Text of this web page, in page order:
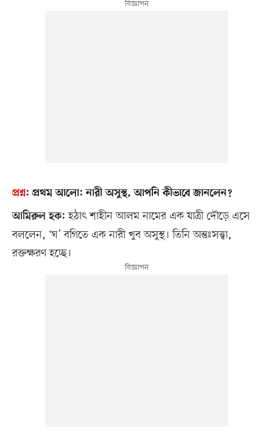
প্রশ্ন: প্রথম আলো: নারী অসুস্থ, আপনি কীভাবে জানলেন?
আমিরুল হক: হঠাৎ শাহীন আলম নামের এক যাত্রী দৌড়ে এসে
বললেন, ‘ঘ’ বগিতে এক নারী খুব অসুস্থ। তিনি অন্তঃসত্ত্বা,
রক্তক্ষরণ হচ্ছে।